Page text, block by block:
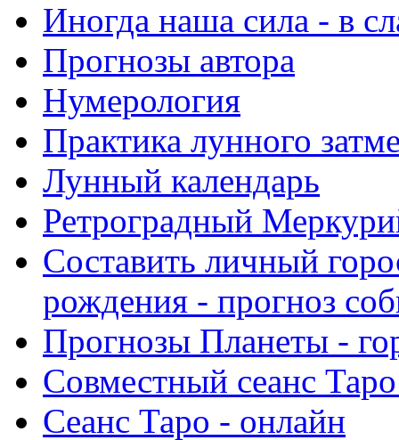
Иногда наша сила - в
Прогнозы автора
Нумерология
Практика лунного
Лунный календарь
Ретроградный
Составить личный
рождения - прогноз
Прогнозы Планеты -
Совместный сеанс
Сеанс Таро - онлайн